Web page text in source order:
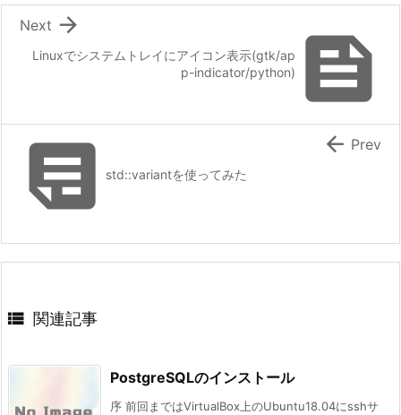

Linuxでシステムトレイにアイコン表示(gtk/ap
p-indicator/python)

Next
std::variantを使ってみた
 Prev
 関連記事
PostgreSQLのインストール
序 前回まではVirtualBox上のUbuntu18.04にsshサ